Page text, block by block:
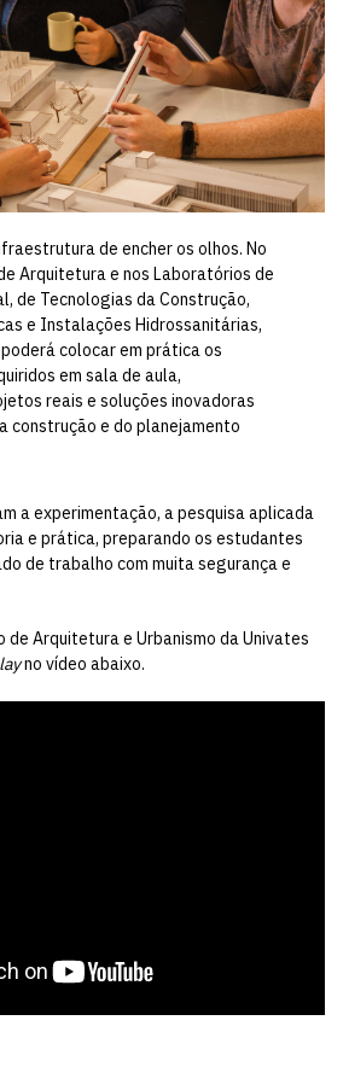
de encher os olhos. No
Arquitetura e nos Laboratórios de
de Tecnologias da Construção,
e Instalações Hidrossanitárias,
colocar em prática os
em sala de aula,
reais e soluções inovadoras
construção e do planejamento
a experimentação, a pesquisa aplicada
e prática, preparando os estudantes
de trabalho com muita segurança e
de Arquitetura e Urbanismo da Univates
no vídeo abaixo.